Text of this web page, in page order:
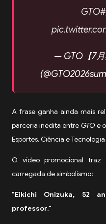
GTO
— GTO【7月
A frase ganha ainda mais
parceria inédita entre GTOe
Esportes, Ciência e
O vídeo promocional traz
carregada de simbolismo:
"Eikichi Onizuka, 52
professor."